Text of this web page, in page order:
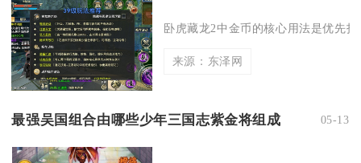
卧虎藏龙2中金币的核心用法是优先
来源：东泽网
最强吴国组合由哪些少年三国志紫金将组成 05-13